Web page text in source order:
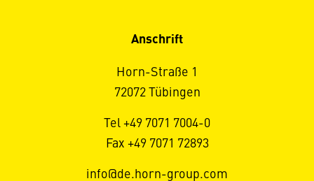
Anschrift
Horn-Straße 1
72072 Tübingen
Tel +49 7071 7004-0
Fax +49 7071 72893
info@de.horn-group.com